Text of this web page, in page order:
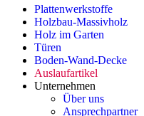
Plattenwerkstoffe
Holzbau-Massivholz
Holz im Garten
Türen
Boden-Wand-Decke
Auslaufartikel
Unternehmen
Über uns
Ansprechpartner